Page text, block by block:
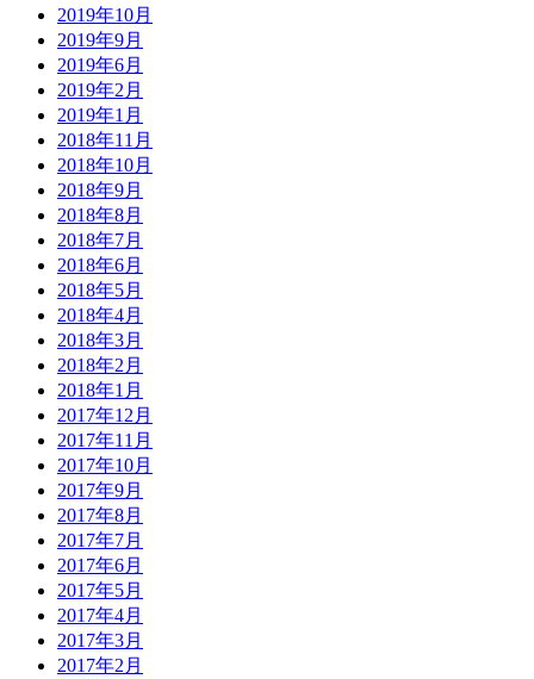
2019年10月
2019年9月
2019年6月
2019年2月
2019年1月
2018年11月
2018年10月
2018年9月
2018年8月
2018年7月
2018年6月
2018年5月
2018年4月
2018年3月
2018年2月
2018年1月
2017年12月
2017年11月
2017年10月
2017年9月
2017年8月
2017年7月
2017年6月
2017年5月
2017年4月
2017年3月
2017年2月